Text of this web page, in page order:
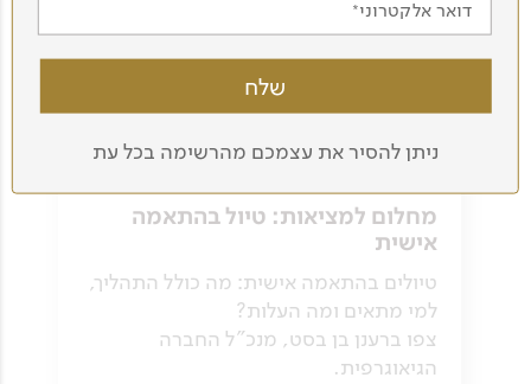
20.02.20
מחלום למציאות: טיול בהתאמה
אישית
טיולים בהתאמה אישית: מה כולל התהליך,
למי מתאים ומה העלות?
צפו ברענן בן בסט, מנכ"ל החברה
הגיאוגרפית.
דואר אלקטרוני
ניתן להסיר את עצמכם מהרשימה בכל עת